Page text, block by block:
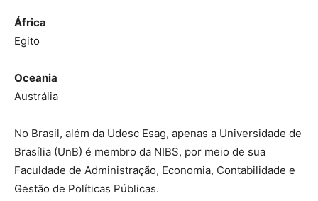
África
Egito
Oceania
Austrália
No Brasil, além da Udesc Esag, apenas a Universidade de
Brasília (UnB) é membro da NIBS, por meio de sua
Faculdade de Administração, Economia, Contabilidade e
Gestão de Políticas Públicas.